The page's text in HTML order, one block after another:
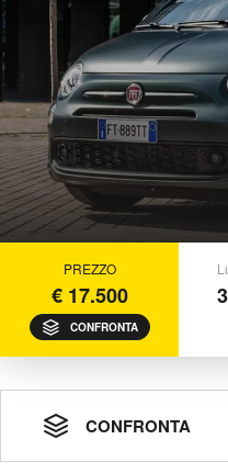
PREZZO
€ 17.500
CONFRONTA
CONFRONTA